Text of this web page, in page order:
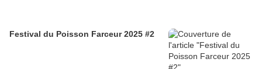
Festival du Poisson Farceur 2025 #2